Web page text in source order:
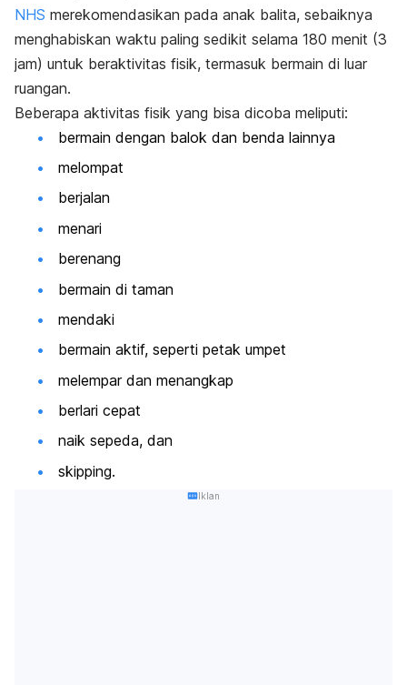
NHS merekomendasikan pada anak balita, sebaiknya
menghabiskan waktu paling sedikit selama 180 menit (3
jam) untuk beraktivitas fisik, termasuk bermain di luar
ruangan.
Beberapa aktivitas fisik yang bisa dicoba meliputi:
bermain dengan balok dan benda lainnya
melompat
berjalan
menari
berenang
bermain di taman
mendaki
bermain aktif, seperti petak umpet
melempar dan menangkap
berlari cepat
naik sepeda, dan
skipping.
Iklan